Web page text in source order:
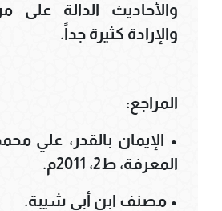
والأحاديث الدالة على
والإرادة كثيرة جداً.
المراجع:
• الإيمان بالقدر، علي
المعرفة، ط2، 2011م.
• مصنف ابن أبي شيبة.